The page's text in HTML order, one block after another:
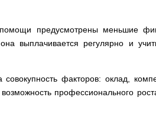
предусмотрены меньшие
выплачивается регулярно и
факторов: оклад,
профессионального